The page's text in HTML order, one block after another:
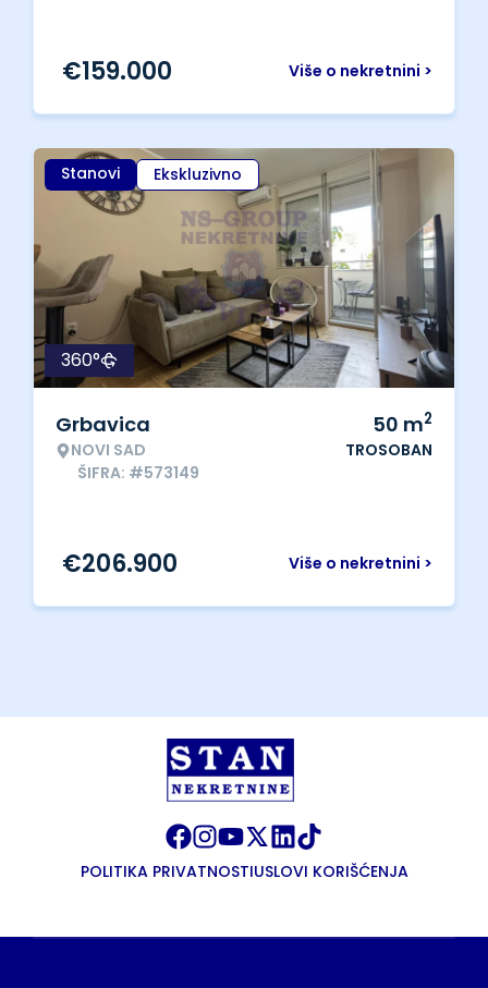
Više o nekretnini >
€159.000
Stanovi Ekskluzivno
360°
Grbavica
NOVI SAD
ŠIFRA: #573149
50 m2
TROSOBAN
Više o nekretnini >
€206.900
POLITIKA PRIVATNOSTIUSLOVI KORIŠĆENJA